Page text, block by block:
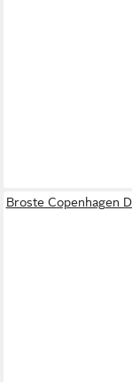
Broste Copenhagen